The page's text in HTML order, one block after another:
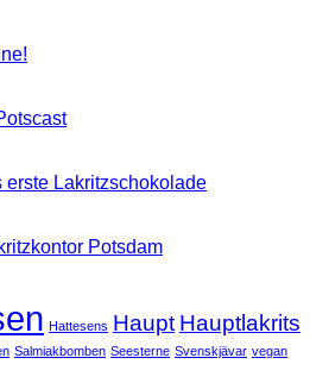
Wir
online!
Keine
Lakritzkontor
erste LakritzschokoladeKeine
PotsdamKeine
–
20
Hattesens Haupt Hauptlakrits
Salmiakbomben Seesterne Svenskjävar vegan